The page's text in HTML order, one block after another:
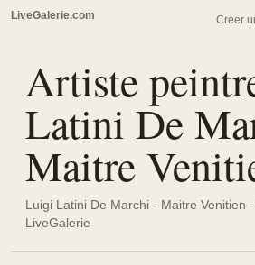
LiveGalerie.com Creer
Artiste
Latini De
Maitre
Luigi Latini De Marchi - Maitre Venitien
LiveGalerie